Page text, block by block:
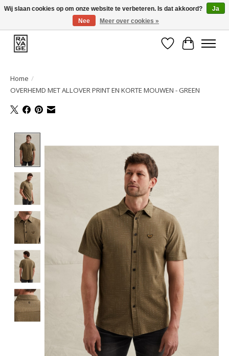
EEN GROOT ASSORTIMENT VAN TOP MERKEN!
Verlanglijst
Home /
OVERHEMD MET ALLOVER PRINT EN KORTE MOUWEN - GREEN
Wij slaan cookies op om onze website te verbeteren. Is dat akkoord?
Ja
Nee
Meer over cookies »